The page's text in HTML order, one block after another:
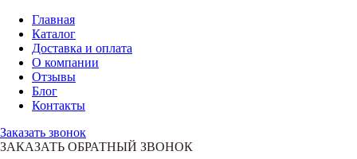
Главная
Каталог
Доставка и оплата
О компании
Отзывы
Блог
Контакты
Заказать звонок
ЗАКАЗАТЬ ОБРАТНЫЙ ЗВОНОК